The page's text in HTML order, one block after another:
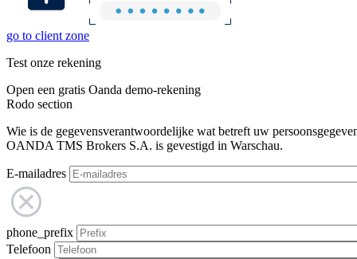
go to client zone
Test onze rekening
Open een gratis Oanda demo-rekening
Rodo section
Wie is de gegevensverantwoordelijke wat betreft uw
OANDA TMS Brokers S.A. is gevestigd in Warschau.
E-mailadres
phone_prefix
Telefoon